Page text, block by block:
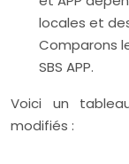
locales et
Comparons
SBS APP.
Voici un
modifiés :